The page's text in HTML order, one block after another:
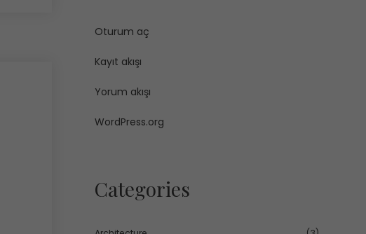
Oturum aç
Kayıt akışı
Yorum akışı
WordPress.org
Categories